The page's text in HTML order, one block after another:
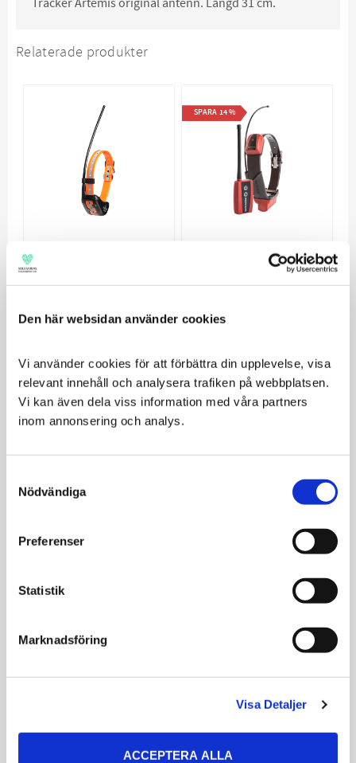
Den här websidan använder cookies
Vi använder cookies för att förbättra din upplevelse, visa
relevant innehåll och analysera trafiken på webbplatsen.
Vi kan även dela viss information med våra partners
inom annonsering och analys.
Selection
Nödvändiga
Preferenser
Statistik
Marknadsföring
Visa Detaljer
ACCEPTERA ALLA
Tracker Artemis original antenn. Längd 31 cm.
Relaterade produkter
Hundpejl med GSM,
7 995
VÄLJ VARIANT
Ultracom Avius
Hundpejl som är
även utan
SPARA 14%
VÄLJ VARIANT
Sisu
samtliga av Trackers
pejlar
Tracker Hundväst
som passar till samtliga
VÄLJ VARIANT